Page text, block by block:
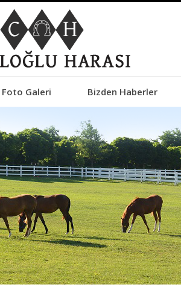
Foto Galeri Bizden Haberler